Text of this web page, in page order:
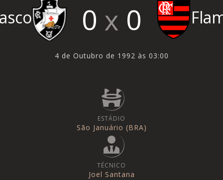
0 0
4 de Outubro de 1992 às 03:00
ESTÁDIO
São Januário (BRA)
TÉCNICO
Joel Santana